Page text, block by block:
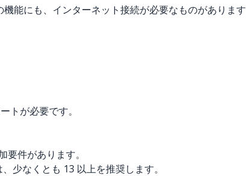
能にも、インターネット接続が必要なものがあります
トが必要です。
件があります。
少なくとも 13 以上を推奨します。